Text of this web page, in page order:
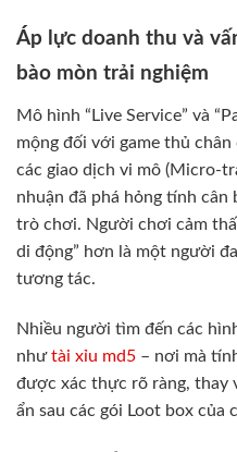
Áp lực doanh thu và
bào mòn trải nghiệm
Mô hình “Live Service” và
mộng đối với game thủ
các giao dịch vi mô (Micro-
nhuận đã phá hỏng tính cân
trò chơi. Người chơi cảm
di động” hơn là một người
tương tác.
Nhiều người tìm đến các
nhưtài xỉu md5 – nơi mà
được xác thực rõ ràng, thay
ẩn sau các gói Loot box của